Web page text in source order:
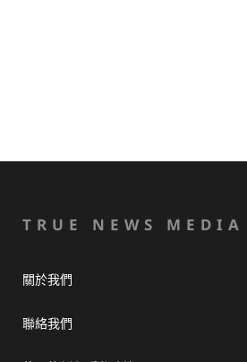
TRUE NEWS MEDIA
關於我們
聯絡我們